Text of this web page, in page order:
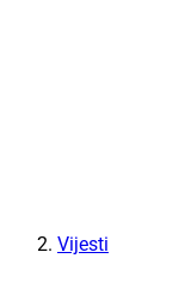
Vijesti